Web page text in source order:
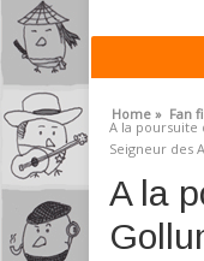
Home » Fan
A la poursuite
Seigneur des
A la